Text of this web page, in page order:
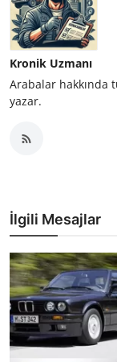
Kronik Uzmanı
Arabalar hakkında
yazar.
İlgili Mesajlar